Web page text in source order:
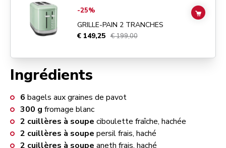
Ingrédients
6 bagels aux graines de pavot
300 g fromage blanc
2 cuillères à soupe ciboulette fraîche, hachée
2 cuillères à soupe persil frais, haché
2 cuillères à soupe aneth frais, haché
Go toGRILLE-PAIN 2 TRANCHES
-25%
GRILLE-PAIN 2 TRANCHES
€ 149,25 € 199,00
ADD